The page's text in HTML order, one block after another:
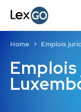
Home Emplois